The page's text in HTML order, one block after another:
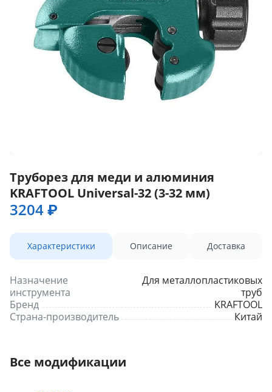
Труборез для меди и алюминия
KRAFTOOL Universal-32 (3-32 мм)
3204 ₽
Характеристики Описание Доставка
Назначение
инструмента
Для металлопластиковых
труб
Бренд
KRAFTOOL
Страна-производитель
Китай
Все модификации